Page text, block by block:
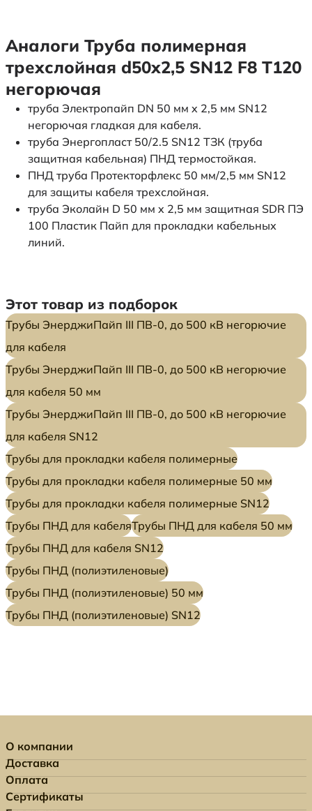
Аналоги Труба полимерная
трехслойная d50х2,5 SN12 F8 Т120
негорючая
труба Электропайп DN 50 мм x 2,5 мм SN12
негорючая гладкая для кабеля.
труба Энергопласт 50/2.5 SN12 ТЗК (труба
защитная кабельная) ПНД термостойкая.
ПНД труба Протекторфлекс 50 мм/2,5 мм SN12
для защиты кабеля трехслойная.
труба Эколайн D 50 мм x 2,5 мм защитная SDR ПЭ
100 Пластик Пайп для прокладки кабельных
линий.
Этот товар из подборок
Трубы ЭнерджиПайп III ПВ-0, до 500 кВ негорючие
для кабеля
Трубы ЭнерджиПайп III ПВ-0, до 500 кВ негорючие
для кабеля 50 мм
Трубы ЭнерджиПайп III ПВ-0, до 500 кВ негорючие
для кабеля SN12
Трубы для прокладки кабеля полимерные
Трубы для прокладки кабеля полимерные 50 мм
Трубы для прокладки кабеля полимерные SN12
Трубы ПНД для кабеляТрубы ПНД для кабеля 50 мм
Трубы ПНД для кабеля SN12
Трубы ПНД (полиэтиленовые)
Трубы ПНД (полиэтиленовые) 50 мм
Трубы ПНД (полиэтиленовые) SN12
О компании
Доставка
Оплата
Сертификаты